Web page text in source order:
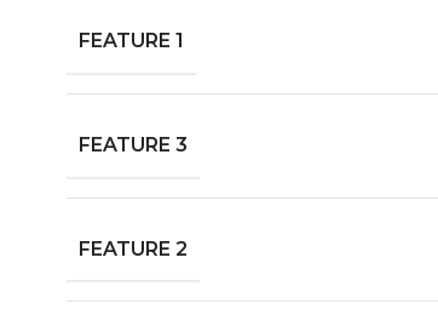
FEATURE 1
FEATURE 3
FEATURE 2